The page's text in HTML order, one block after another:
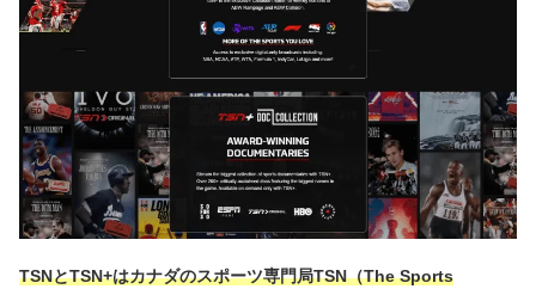
TSNとTSN+はカナダのスポーツ専門局TSN（The Sports